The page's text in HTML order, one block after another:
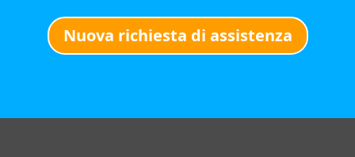
Nuova richiesta di assistenza